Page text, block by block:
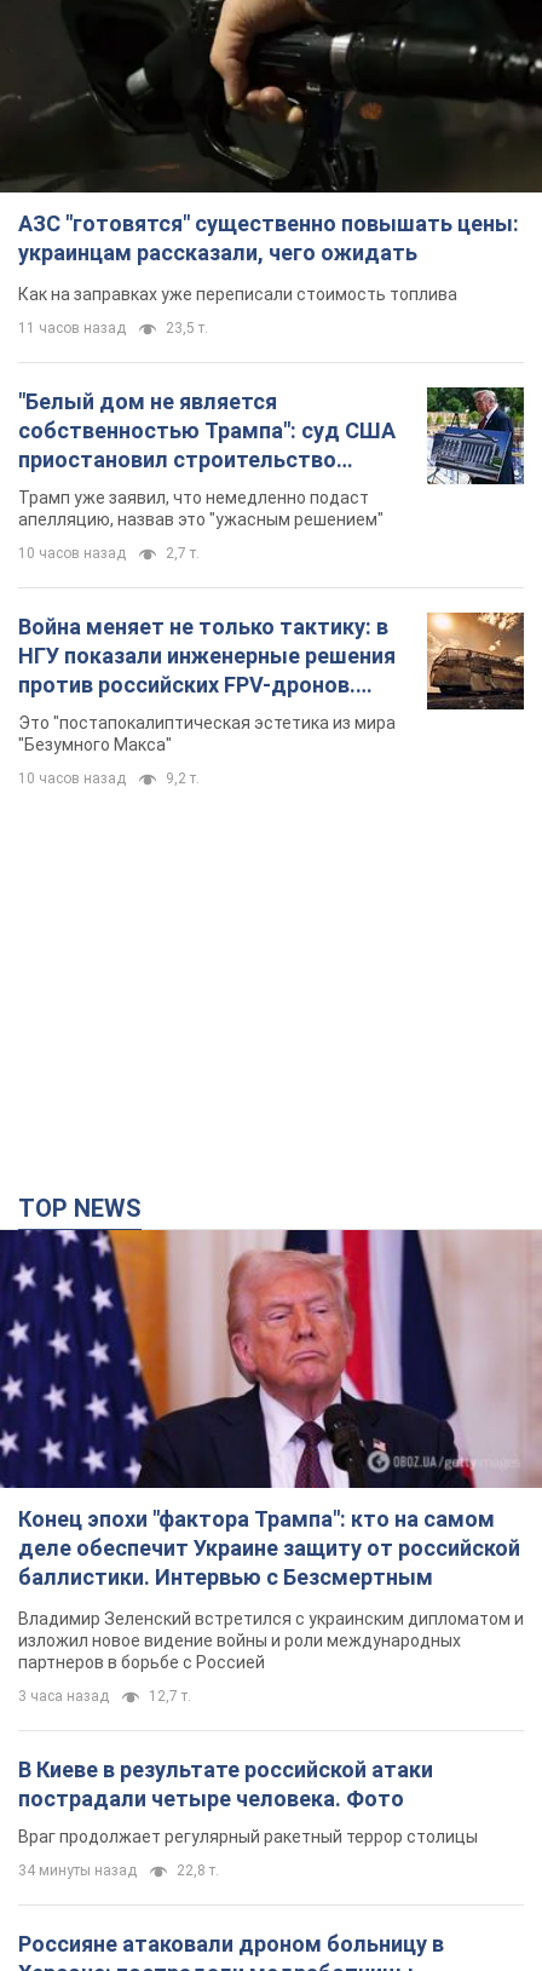
АЗС "готовятся" существенно повышать цены:
украинцам рассказали, чего ожидать
Как на заправках уже переписали стоимость топлива
11 часов назад 23,5 т.
"Белый дом не является
собственностью Трампа": суд США
приостановил строительство
бального зала стоимостью 400 млн
долларов
Трамп уже заявил, что немедленно подаст
апелляцию, назвав это "ужасным решением"
10 часов назад 2,7 т.
Война меняет не только тактику: в
НГУ показали инженерные решения
против российских FPV-дронов.
Фото
Это "постапокалиптическая эстетика из мира
"Безумного Макса"
10 часов назад 9,2 т.
TOP NEWS
Конец эпохи "фактора Трампа": кто на самом
деле обеспечит Украине защиту от российской
баллистики. Интервью с Безсмертным
Владимир Зеленский встретился с украинским дипломатом и
изложил новое видение войны и роли международных
партнеров в борьбе с Россией
3 часа назад 12,7 т.
В Киеве в результате российской атаки
пострадали четыре человека. Фото
Враг продолжает регулярный ракетный террор столицы
34 минуты назад 22,8 т.
Россияне атаковали дроном больницу в